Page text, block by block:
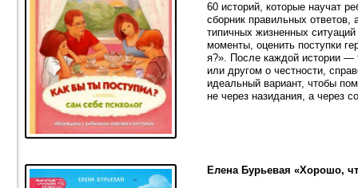
60 историй, которые научат
сборник правильных
типичных жизненных
моменты, оценить поступки
я?». После каждой истории —
или другом о честности,
идеальный вариант, чтобы
не через назидания, а через
Елена Бурьевая «Хорошо,